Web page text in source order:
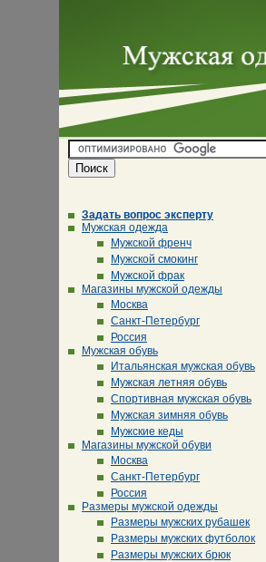
Задать вопрос эксперту
Мужская одежда
Мужской френч
Мужской смокинг
Мужской фрак
Магазины мужской одежды
Москва
Санкт-Петербург
Россия
Мужская обувь
Итальянская мужская обувь
Мужская летняя обувь
Спортивная мужская обувь
Мужская зимняя обувь
Мужские кеды
Магазины мужской обуви
Москва
Санкт-Петербург
Россия
Размеры мужской одежды
Размеры мужских рубашек
Размеры мужских футболок
Размеры мужских брюк